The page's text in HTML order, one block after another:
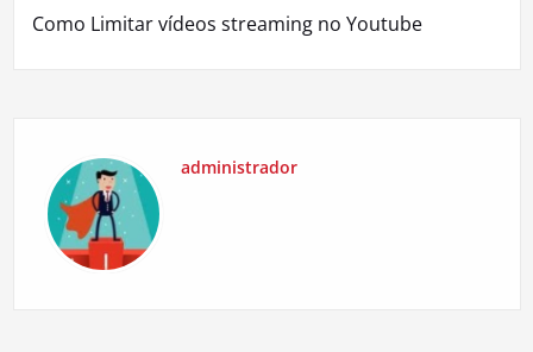
Post
Como Limitar vídeos streaming no Youtube
administrador